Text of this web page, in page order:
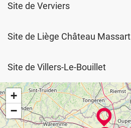
+
−
Site de Verviers
Site de Liège Château Massart
Site de Villers-Le-Bouillet